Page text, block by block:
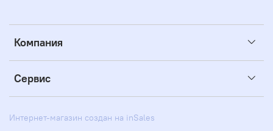
Компания
Сервис
Интернет-магазин создан на inSales